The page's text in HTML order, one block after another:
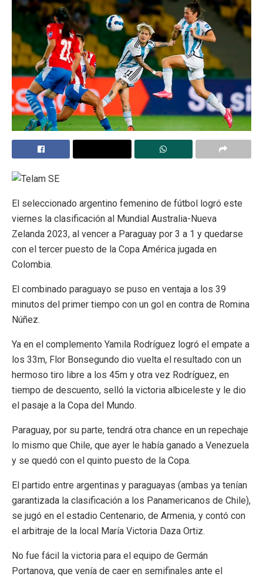
r
e
v
i
o
u
s
e
x
t
El seleccionado argentino femenino de fútbol logró este
viernes la clasificación al Mundial Australia-Nueva
Zelanda 2023, al vencer a Paraguay por 3 a 1 y quedarse
con el tercer puesto de la Copa América jugada en
Colombia.
El combinado paraguayo se puso en ventaja a los 39
minutos del primer tiempo con un gol en contra de Romina
Núñez.
Ya en el complemento Yamila Rodríguez logró el empate a
los 33m, Flor Bonsegundo dio vuelta el resultado con un
hermoso tiro libre a los 45m y otra vez Rodríguez, en
tiempo de descuento, selló la victoria albiceleste y le dio
el pasaje a la Copa del Mundo.
Paraguay, por su parte, tendrá otra chance en un repechaje
lo mismo que Chile, que ayer le había ganado a Venezuela
y se quedó con el quinto puesto de la Copa.
El partido entre argentinas y paraguayas (ambas ya tenían
garantizada la clasificación a los Panamericanos de Chile),
se jugó en el estadio Centenario, de Armenia, y contó con
el arbitraje de la local María Victoria Daza Ortiz.
No fue fácil la victoria para el equipo de Germán
Portanova, que venía de caer en semifinales ante el